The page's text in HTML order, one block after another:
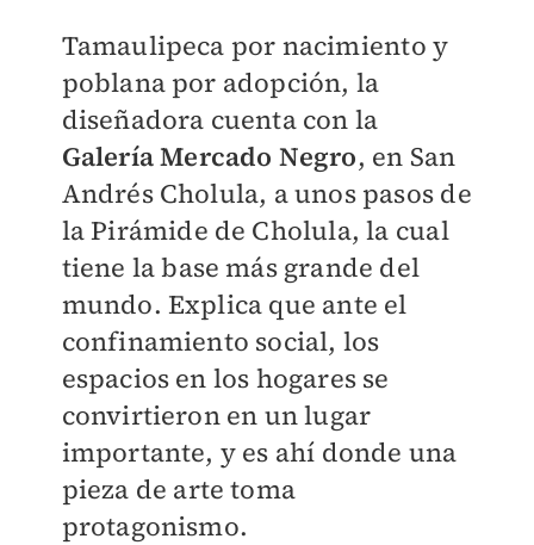
Tamaulipeca por nacimiento y
poblana por adopción, la
diseñadora cuenta con la
Galería Mercado Negro, en San
Andrés Cholula, a unos pasos de
la Pirámide de Cholula, la cual
tiene la base más grande del
mundo. Explica que ante el
confinamiento social, los
espacios en los hogares se
convirtieron en un lugar
importante, y es ahí donde una
pieza de arte toma
protagonismo.